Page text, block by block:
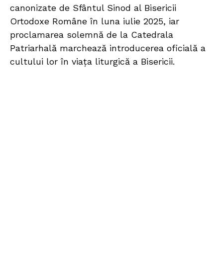
canonizate de Sfântul Sinod al Bisericii
Ortodoxe Române în luna iulie 2025, iar
proclamarea solemnă de la Catedrala
Patriarhală marchează introducerea oficială a
cultului lor în viața liturgică a Bisericii.